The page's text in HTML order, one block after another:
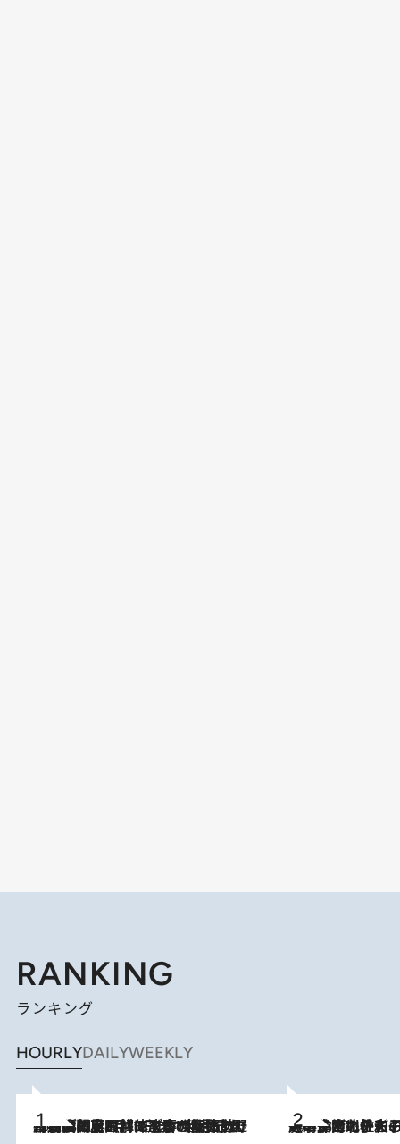
RANKING
ランキング
HOURLYDAILYWEEKLY
2026.8.8
「最後に見られてよかった」上野動物園の東園パンダ舎が解体前に特別公開。8月16日まで延長されたパネル展と共に辿る“半世紀”のパンダ飼育《解体工事の図面あり》 2026.8.3
《「文士の子ども被害者の会」発足！》阿川佐和子（72）が語る遠藤周作に北杜夫、劇作家・矢代静一の子どもたちの“文豪プライベート事件簿”